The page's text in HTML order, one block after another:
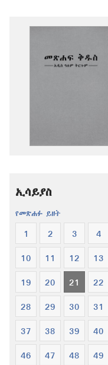
ኢሳይያስ
የመጽሐፉ ይዘት
1 2 3 4
10 11 12 13
19 20 21 22
28 29 30 31
37 38 39 40
46 47 48 49